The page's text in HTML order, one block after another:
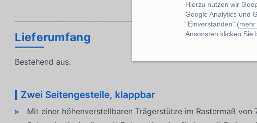
Hierzu nutzen wir
Google Analytics und
"Einverstanden".(mehr
Ansonsten klicken Sie
Lieferumfang
Bestehend aus:
Zwei Seitengestelle, klappbar
Mit einer höhenverstellbaren Trägerstütze im Rastermaß von